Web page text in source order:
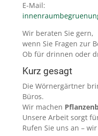
E-Mail:
Wir beraten Sie gern,
wenn Sie Fragen zur
Ob für drinnen oder
Kurz gesagt
Die Wörnergärtner
Büros.
Wir machen
Unsere Arbeit sorgt
Rufen Sie uns an –